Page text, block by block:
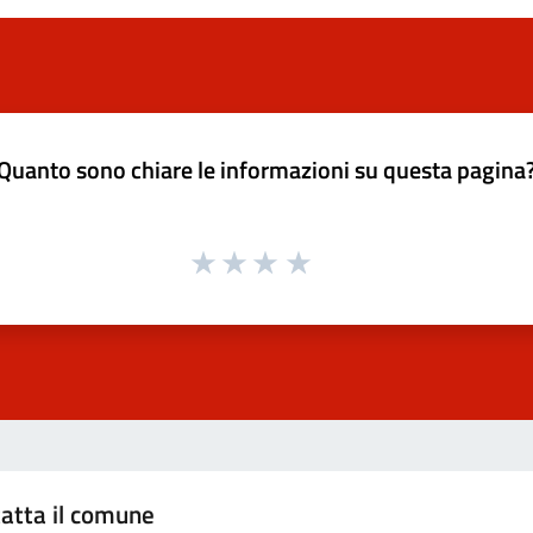
sono chiare le informazioni su questa
il comune